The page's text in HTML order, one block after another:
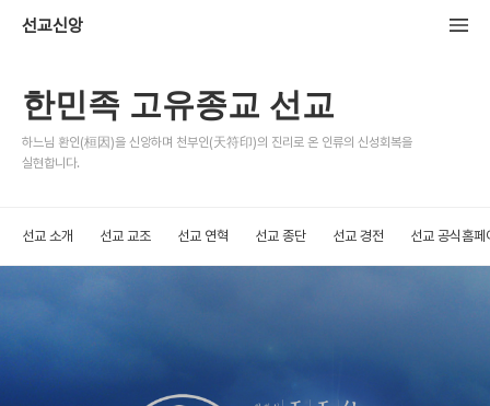
선교신앙
한민족 고유종교 선교
하느님 환인(桓因)을 신앙하며 천부인(天符印)의 진리로 온 인류의 신성회복을
실현합니다.
선교 소개 선교 교조 선교 연혁 선교 종단 선교 경전 선교 공식홈페